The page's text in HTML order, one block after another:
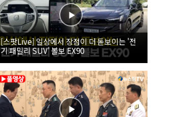
[스팟Live] 일상에서 장점이 더 돋보이는 '전
기 패밀리 SUV' 볼보 EX90